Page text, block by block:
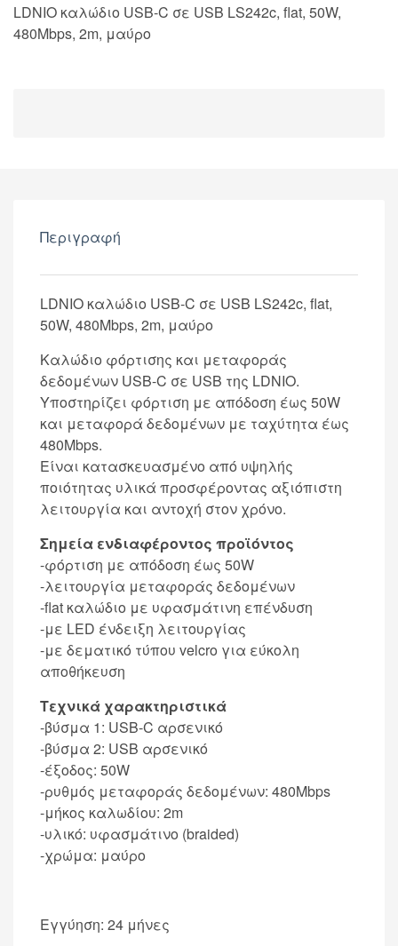
LDNIO καλώδιο USB-C σε USB LS242c, flat, 50W,
480Mbps, 2m, μαύρο
Περιγραφή
LDNIO καλώδιο USB-C σε USB LS242c, flat,
50W, 480Mbps, 2m, μαύρο
Καλώδιο φόρτισης και μεταφοράς
δεδομένων USB-C σε USB της LDNIO.
Υποστηρίζει φόρτιση με απόδοση έως 50W
και μεταφορά δεδομένων με ταχύτητα έως
480Mbps.
Είναι κατασκευασμένο από υψηλής
ποιότητας υλικά προσφέροντας αξιόπιστη
λειτουργία και αντοχή στον χρόνο.
Σημεία ενδιαφέροντος προϊόντος
-φόρτιση με απόδοση έως 50W
-λειτουργία μεταφοράς δεδομένων
-flat καλώδιο με υφασμάτινη επένδυση
-με LED ένδειξη λειτουργίας
-με δεματικό τύπου velcro για εύκολη
αποθήκευση
Τεχνικά χαρακτηριστικά
-βύσμα 1: USB-C αρσενικό
-βύσμα 2: USB αρσενικό
-έξοδος: 50W
-ρυθμός μεταφοράς δεδομένων: 480Mbps
-μήκος καλωδίου: 2m
-υλικό: υφασμάτινο (braided)
-χρώμα: μαύρο
Εγγύηση: 24 μήνες